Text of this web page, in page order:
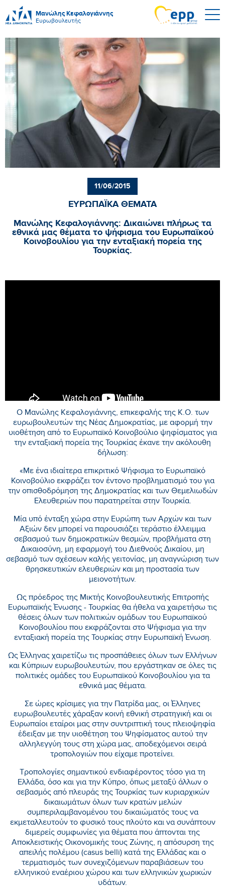
Μανώλης Κεφαλογιάννης
Ευρωβουλευτής
11/06/2015
ΕΥΡΩΠΑΪΚΑ ΘΕΜΑΤΑ
Μανώλης Κεφαλογιάννης: Δικαιώνει πλήρως τα
εθνικά μας θέματα το ψήφισμα του Ευρωπαϊκού
Κοινοβουλίου για την ενταξιακή πορεία της
Τουρκίας.
Ο Μανώλης Κεφαλογιάννης, επικεφαλής της Κ.Ο. των
ευρωβουλευτών της Νέας Δημοκρατίας, με αφορμή την
υιοθέτηση από το Ευρωπαϊκό Κοινοβούλιο ψηφίσματος για
την ενταξιακή πορεία της Τουρκίας έκανε την ακόλουθη
δήλωση:
«Με ένα ιδιαίτερα επικριτικό Ψήφισμα το Ευρωπαϊκό
Κοινοβούλιο εκφράζει τον έντονο προβληματισμό του για
την οπισθοδρόμηση της Δημοκρατίας και των Θεμελιωδών
Ελευθεριών που παρατηρείται στην Τουρκία.
Μία υπό ένταξη χώρα στην Ευρώπη των Αρχών και των
Αξιών δεν μπορεί να παρουσιάζει τεράστιο έλλειμμα
σεβασμού των δημοκρατικών θεσμών, προβλήματα στη
Δικαιοσύνη, μη εφαρμογή του Διεθνούς Δικαίου, μη
σεβασμό των σχέσεων καλής γειτονίας, μη αναγνώριση των
θρησκευτικών ελευθεριών και μη προστασία των
μειονοτήτων.
Ως πρόεδρος της Μικτής Κοινοβουλευτικής Επιτροπής
Ευρωπαϊκής Ένωσης - Τουρκίας θα ήθελα να χαιρετήσω τις
θέσεις όλων των πολιτικών ομάδων του Ευρωπαϊκού
Κοινοβουλίου που εκφράζονται στο Ψήφισμα για την
ενταξιακή πορεία της Τουρκίας στην Ευρωπαϊκή Ένωση.
Ως Έλληνας χαιρετίζω τις προσπάθειες όλων των Ελλήνων
και Κύπριων ευρωβουλευτών, που εργάστηκαν σε όλες τις
πολιτικές ομάδες του Ευρωπαϊκού Κοινοβουλίου για τα
εθνικά μας θέματα.
Σε ώρες κρίσιμες για την Πατρίδα μας, οι Έλληνες
ευρωβουλευτές χάραξαν κοινή εθνική στρατηγική και οι
Ευρωπαίοι εταίροι μας στην συντριπτική τους πλειοψηφία
έδειξαν με την υιοθέτηση του Ψηφίσματος αυτού την
αλληλεγγύη τους στη χώρα μας, αποδεχόμενοι σειρά
τροπολογιών που είχαμε προτείνει.
Τροπολογίες σημαντικού ενδιαφέροντος τόσο για τη
Ελλάδα, όσο και για την Κύπρο, όπως μεταξύ άλλων ο
σεβασμός από πλευράς της Τουρκίας των κυριαρχικών
δικαιωμάτων όλων των κρατών μελών
συμπεριλαμβανομένου του δικαιώματός τους να
εκμεταλλευτούν το φυσικό τους πλούτο και να συνάπτουν
διμερείς συμφωνίες για θέματα που άπτονται της
Αποκλειστικής Οικονομικής τους Ζώνης, η απόσυρση της
απειλής πολέμου (casus belli) κατά της Ελλάδας και ο
τερματισμός των συνεχιζόμενων παραβιάσεων του
ελληνικού εναέριου χώρου και των ελληνικών χωρικών
υδάτων.